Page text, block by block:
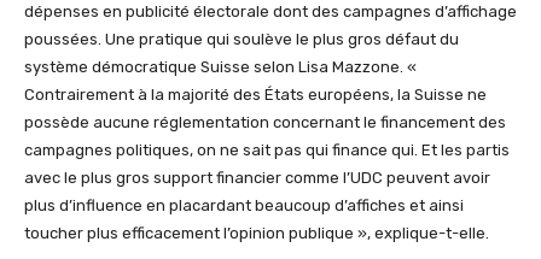
dépenses en publicité électorale dont des campagnes d’affichage
poussées. Une pratique qui soulève le plus gros défaut du
système démocratique Suisse selon Lisa Mazzone. «
Contrairement à la majorité des États européens, la Suisse ne
possède aucune réglementation concernant le financement des
campagnes politiques, on ne sait pas qui finance qui. Et les partis
avec le plus gros support financier comme l’UDC peuvent avoir
plus d’influence en placardant beaucoup d’affiches et ainsi
toucher plus efficacement l’opinion publique », explique-t-elle.